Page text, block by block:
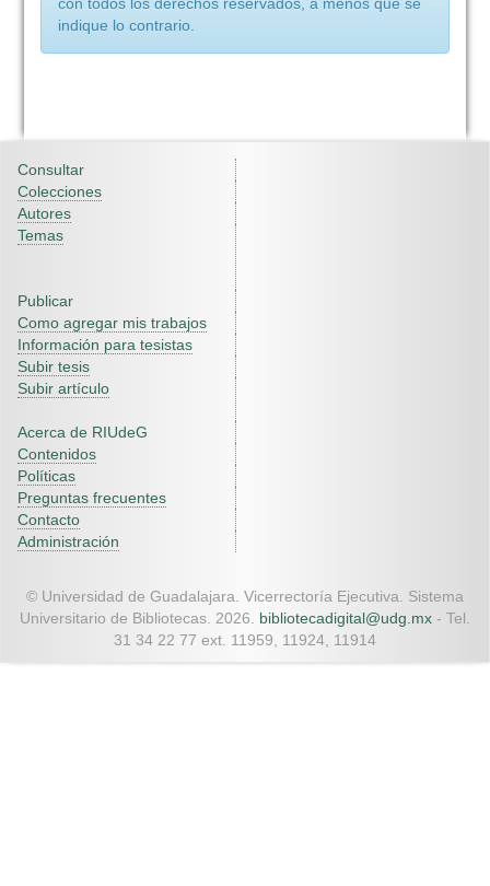
indique lo contrario.
Consultar
Colecciones
Autores
Temas
Publicar
Como agregar mis trabajos
Información para tesistas
Subir tesis
Subir artículo
Acerca de RIUdeG
Contenidos
Políticas
Preguntas frecuentes
Contacto
Administración
© Universidad de Guadalajara. Vicerrectoría Ejecutiva. Sistema
Universitario de Bibliotecas. 2026. bibliotecadigital@udg.mx - Tel.
31 34 22 77 ext. 11959, 11924, 11914